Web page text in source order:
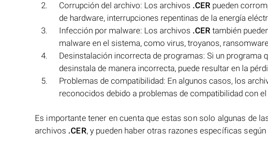
Corrupción del archivo: Los archivos .CER pueden
de hardware, interrupciones repentinas de la energía
Infección por malware: Los archivos .CER también
malware en el sistema, como virus, troyanos,
Desinstalación incorrecta de programas: Si un programa
desinstala de manera incorrecta, puede resultar en la
Problemas de compatibilidad: En algunos casos, los
reconocidos debido a problemas de compatibilidad con
Es importante tener en cuenta que estas son solo algunas de
archivos .CER, y pueden haber otras razones específicas